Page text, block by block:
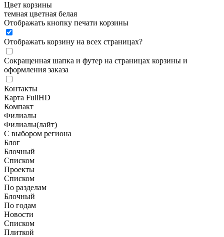
Цвет корзины
темная цветная белая
Отображать кнопку печати корзины
Отображать корзину на всех страницах?
Сокращенная шапка и футер на страницах корзины и
оформления заказа
Контакты
Карта FullHD
Компакт
Филиалы
Филиалы(лайт)
С выбором региона
Блог
Блочный
Списком
Проекты
Списком
По разделам
Блочный
По годам
Новости
Списком
Плиткой